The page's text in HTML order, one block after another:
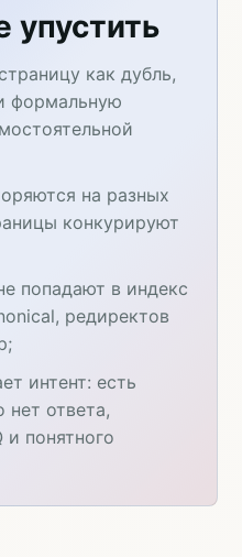
упустить
как дубль,
формальную
на разных
конкурируют
попадают в индекс
редиректов
интент: есть
нет ответа,
и понятного